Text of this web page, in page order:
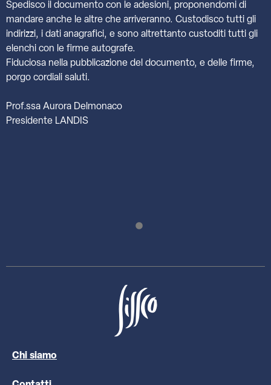
Spedisco il documento con le adesioni, proponendomi di
mandare anche le altre che arriveranno. Custodisco tutti gli
indirizzi, i dati anagrafici, e sono altrettanto custoditi tutti gli
elenchi con le firme autografe.
Fiduciosa nella pubblicazione del documento, e delle firme,
porgo cordiali saluti.
Prof.ssa Aurora Delmonaco
Presidente LANDIS
Chi siamo